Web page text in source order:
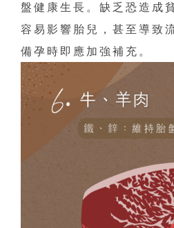
盤健康生長。缺乏恐造成
容易影響胎兒，甚至導致
備孕時即應加強補充。